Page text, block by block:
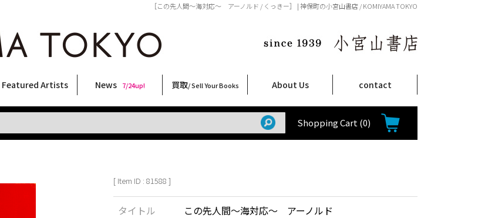
［この先人間～海対応～ アーノルド / くっきー］ | 神保町の小宮山書店 / KOMIYAMA TOKYO
Featured Artists
稲嶺啓一(東風終)
村田言恵
丸岡和吾
Rico Casella
キム・ロートン
菅谷晋一
柴田亜美
内藤啓介
CHRIS
横尾忠則
二本木里美
林月光
北島敬三
大西洋介
森山大道
春川ナミオ
三島由紀夫
秋赤音
天野タケル
COOKIE
三島剛
須藤昌人
佐伯俊男
大類信
内藤ルネ
News 7/24up!
新着・おすすめ商品 9/7up!
フェア・イベント情報 7/24up!
お店からのお知らせ 6/1up!
買取/ Sell Your Books
買取ブログ
買取専用フォーム
古書 / 古本の買取
美術品の買取
出張買取について
宅配買取について
店頭買取について
よくある質問
About Us
店舗案内
Shop Infomation
ご注文について
How to Order
特定商取引法に関する表示
プライバシーポリシー
contact
Shopping Cart (0)
[ Item ID : 81588 ]
タイトル
この先人間～海対応～ アーノルド